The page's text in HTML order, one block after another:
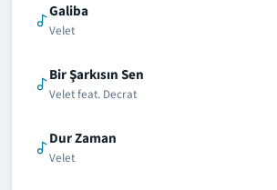
Galiba
Velet
Bir Şarkısın Sen
Velet feat. Decrat
Dur Zaman
Velet